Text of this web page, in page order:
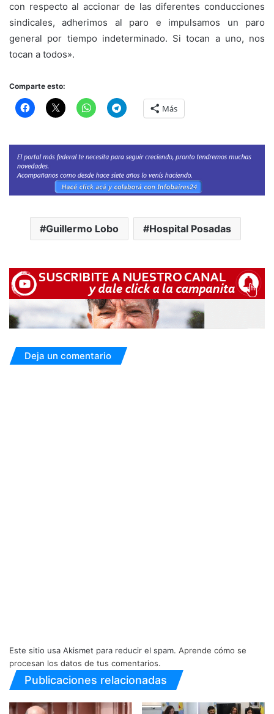
con respecto al accionar de las diferentes conducciones
sindicales, adherimos al paro e impulsamos un paro
general por tiempo indeterminado. Si tocan a uno, nos
tocan a todos».
Comparte esto:
Más
Guillermo Lobo Hospital Posadas
Deja un comentario
Este sitio usa Akismet para reducir el spam. Aprende cómo se
procesan los datos de tus comentarios.
Publicaciones relacionadas